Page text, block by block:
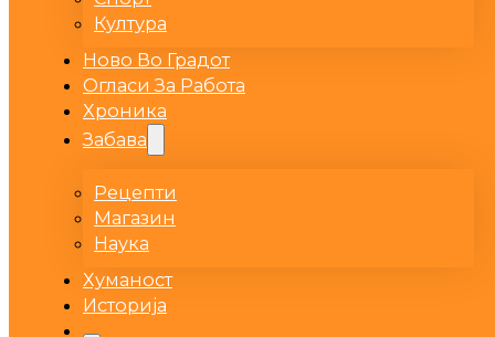
Култура
Ново Во Градот
Огласи За Работа
Хроника
Забава
Рецепти
Магазин
Наука
Хуманост
Историја